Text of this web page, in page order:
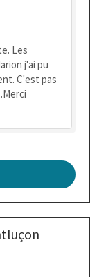
Les
j'ai pu
C'est pas